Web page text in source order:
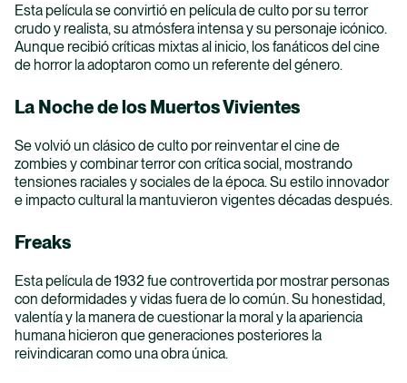
Esta película se convirtió en película de culto por su terror
crudo y realista, su atmósfera intensa y su personaje icónico.
Aunque recibió críticas mixtas al inicio, los fanáticos del cine
de horror la adoptaron como un referente del género.
La Noche de los Muertos Vivientes
Se volvió un clásico de culto por reinventar el cine de
zombies y combinar terror con crítica social, mostrando
tensiones raciales y sociales de la época. Su estilo innovador
e impacto cultural la mantuvieron vigentes décadas después.
Freaks
Esta película de 1932 fue controvertida por mostrar personas
con deformidades y vidas fuera de lo común. Su honestidad,
valentía y la manera de cuestionar la moral y la apariencia
humana hicieron que generaciones posteriores la
reivindicaran como una obra única.